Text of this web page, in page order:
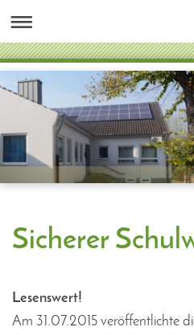
Sicherer
Lesenswert!
Am 31.07.2015 veröffentlichte